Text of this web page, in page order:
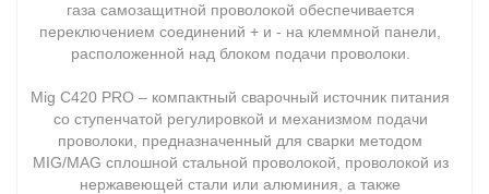
газа cамозащитной проволокой обеспечивается
переключением соединений + и - на клеммной панели,
расположенной над блоком подачи проволоки.
Mig C420 PRO – компактный сварочный источник питания
со ступенчатой регулировкой и механизмом подачи
проволоки, предназначенный для сварки методом
MIG/MAG сплошной стальной проволокой, проволокой из
нержавеющей стали или алюминия, а также